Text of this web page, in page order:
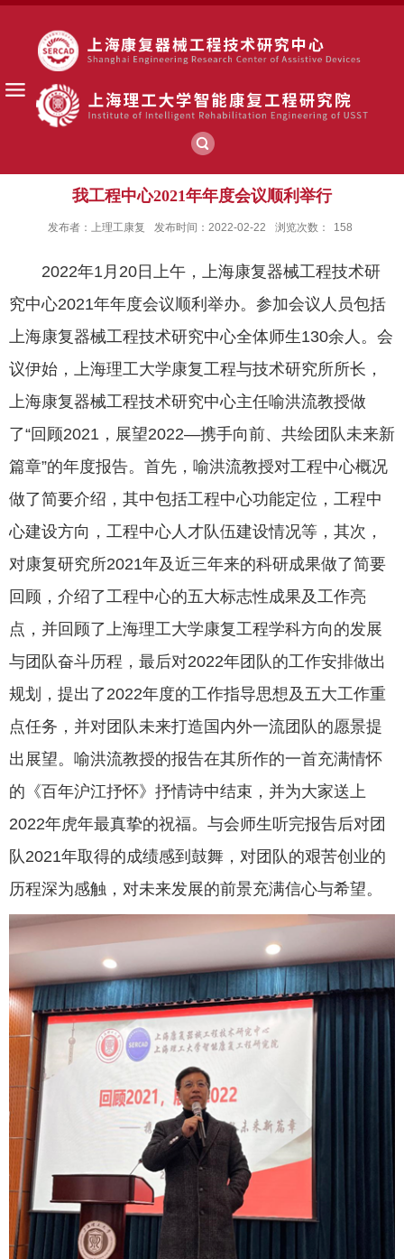
我工程中心2021年年度会议顺利举行
发布者：上理工康复 发布时间：2022-02-22 浏览次数： 158
2022年1月20日上午，上海康复器械工程技术研
究中心2021年年度会议顺利举办。参加会议人员包括
上海康复器械工程技术研究中心全体师生130余人。会
议伊始，上海理工大学康复工程与技术研究所所长，
上海康复器械工程技术研究中心主任喻洪流教授做
了“回顾2021，展望2022—携手向前、共绘团队未来新
篇章”的年度报告。首先，喻洪流教授对工程中心概况
做了简要介绍，其中包括工程中心功能定位，工程中
心建设方向，工程中心人才队伍建设情况等，其次，
对康复研究所2021年及近三年来的科研成果做了简要
回顾，介绍了工程中心的五大标志性成果及工作亮
点，并回顾了上海理工大学康复工程学科方向的发展
与团队奋斗历程，最后对2022年团队的工作安排做出
规划，提出了2022年度的工作指导思想及五大工作重
点任务，并对团队未来打造国内外一流团队的愿景提
出展望。喻洪流教授的报告在其所作的一首充满情怀
的《百年沪江抒怀》抒情诗中结束，并为大家送上
2022年虎年最真挚的祝福。与会师生听完报告后对团
队2021年取得的成绩感到鼓舞，对团队的艰苦创业的
历程深为感触，对未来发展的前景充满信心与希望。